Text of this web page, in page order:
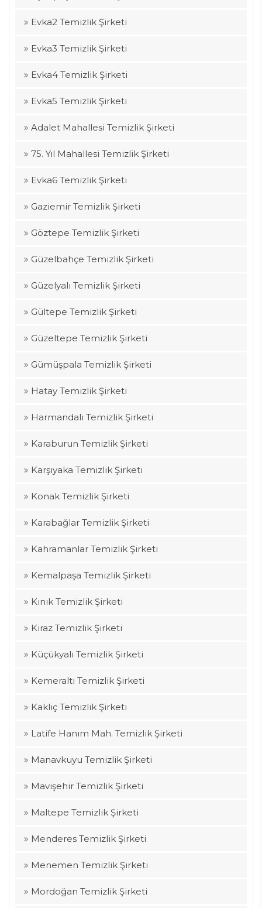
Evka2 Temizlik Şirketi
Evka3 Temizlik Şirketi
Evka4 Temizlik Şirketi
Evka5 Temizlik Şirketi
Adalet Mahallesi Temizlik Şirketi
75. Yıl Mahallesi Temizlik Şirketi
Evka6 Temizlik Şirketi
Gaziemir Temizlik Şirketi
Göztepe Temizlik Şirketi
Güzelbahçe Temizlik Şirketi
Güzelyalı Temizlik Şirketi
Gültepe Temizlik Şirketi
Güzeltepe Temizlik Şirketi
Gümüşpala Temizlik Şirketi
Hatay Temizlik Şirketi
Harmandalı Temizlik Şirketi
Karaburun Temizlik Şirketi
Karşıyaka Temizlik Şirketi
Konak Temizlik Şirketi
Karabağlar Temizlik Şirketi
Kahramanlar Temizlik Şirketi
Kemalpaşa Temizlik Şirketi
Kınık Temizlik Şirketi
Kiraz Temizlik Şirketi
Küçükyalı Temizlik Şirketi
Kemeraltı Temizlik Şirketi
Kaklıç Temizlik Şirketi
Latife Hanım Mah. Temizlik Şirketi
Manavkuyu Temizlik Şirketi
Mavişehir Temizlik Şirketi
Maltepe Temizlik Şirketi
Menderes Temizlik Şirketi
Menemen Temizlik Şirketi
Mordoğan Temizlik Şirketi